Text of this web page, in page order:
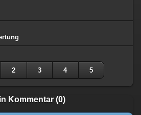
2 3 4 5
Kommentar (0)